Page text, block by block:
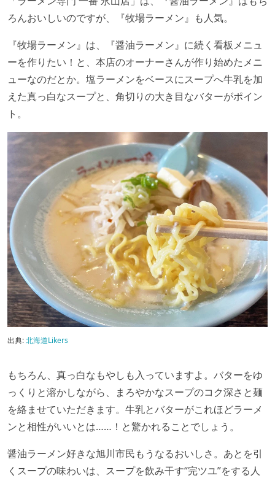
ろんおいしいのですが、『牧場ラーメン』も人気。
『牧場ラーメン』は、『醤油ラーメン』に続く看板メニュ
ーを作りたい！と、本店のオーナーさんが作り始めたメニ
ューなのだとか。塩ラーメンをベースにスープへ牛乳を加
えた真っ白なスープと、角切りの大き目なバターがポイン
ト。
出典:北海道Likers
もちろん、真っ白なもやしも入っていますよ。バターをゆ
っくりと溶かしながら、まろやかなスープのコク深さと麺
を絡ませていただきます。牛乳とバターがこれほどラーメ
ンと相性がいいとは……！と驚かれることでしょう。
醤油ラーメン好きな旭川市民もうなるおいしさ。あとを引
くスープの味わいは、スープを飲み干す“完ツユ”をする人